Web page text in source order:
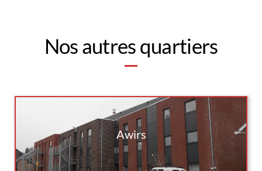
Nos autres quartiers
Awirs